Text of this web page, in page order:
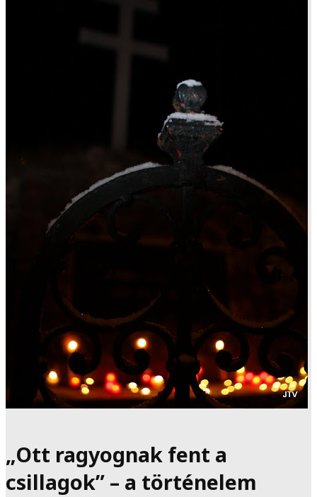
„Ott ragyognak fent a
csillagok” – a történelem